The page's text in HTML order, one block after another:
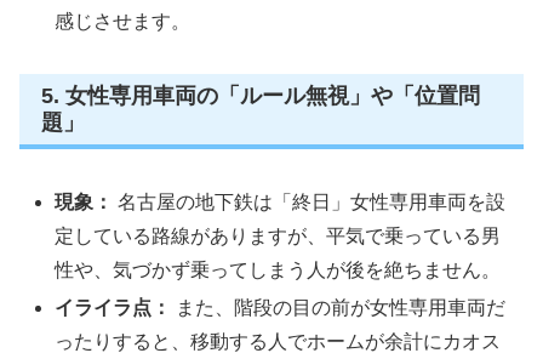
感じさせます。
5. 女性専用車両の「ルール無視」や「位置問
題」
現象： 名古屋の地下鉄は「終日」女性専用車両を設
定している路線がありますが、平気で乗っている男
性や、気づかず乗ってしまう人が後を絶ちません。
イライラ点：
また、階段の目の前が女性専用車両だ
ったりすると、移動する人でホームが余計にカオス